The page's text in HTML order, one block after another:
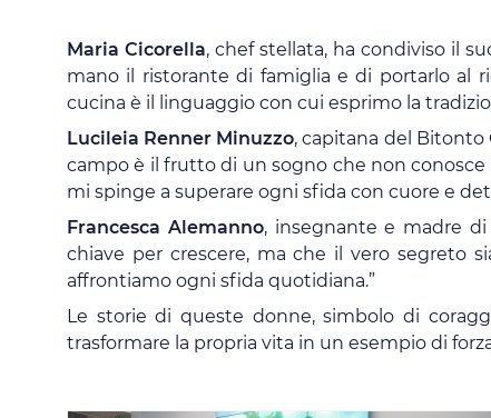
Maria Cicorella, chef stellata, ha condiviso il
mano il ristorante di famiglia e di portarlo al
cucina è il linguaggio con cui esprimo la
Lucileia Renner Minuzzo, capitana del Bitonto
campo è il frutto di un sogno che non conosce
mi spinge a superare ogni sfida con cuore e
Francesca Alemanno, insegnante e madre di
chiave per crescere, ma che il vero segreto
affrontiamo ogni sfida quotidiana.”
Le storie di queste donne, simbolo di
trasformare la propria vita in un esempio di